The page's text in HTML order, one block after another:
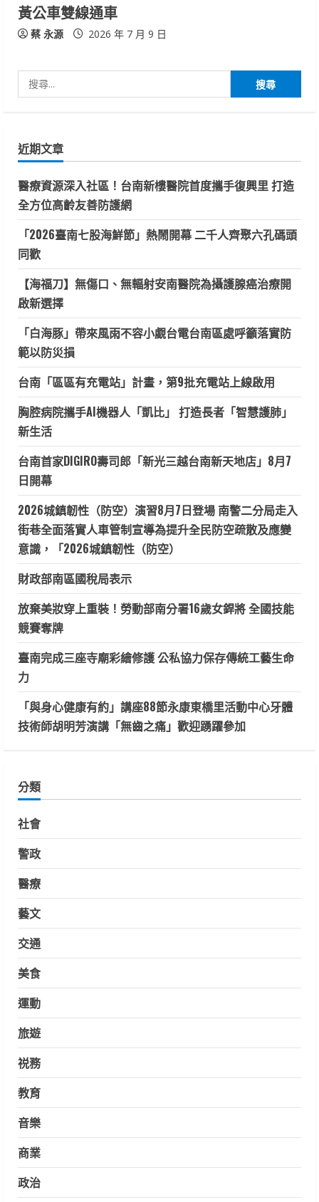
黃公車雙線通車
蔡 永源 2026 年 7 月 9 日
尋
字:
近期文章
醫療資源深入社區！台南新樓醫院首度攜手復興里 打造
全方位高齡友善防護網
「2026臺南七股海鮮節」熱鬧開幕 二千人齊聚六孔碼頭
同歡
【海福刀】無傷口、無輻射安南醫院為攝護腺癌治療開
啟新選擇
「白海豚」帶來風雨不容小覷台電台南區處呼籲落實防
範以防災損
台南「區區有充電站」計畫，第9批充電站上線啟用
胸腔病院攜手AI機器人「凱比」 打造長者「智慧護肺」
新生活
台南首家DIGIRO壽司郎「新光三越台南新天地店」8月7
日開幕
2026城鎮韌性（防空）演習8月7日登場 南警二分局走入
街巷全面落實人車管制宣導為提升全民防空疏散及應變
意識，「2026城鎮韌性（防空）
財政部南區國稅局表示
放棄美妝穿上重裝！勞動部南分署16歲女銲將 全國技能
競賽奪牌
臺南完成三座寺廟彩繪修護 公私協力保存傳統工藝生命
力
「與身心健康有約」講座88節永康東橋里活動中心牙體
技術師胡明芳演講「無齒之痛」歡迎踴躍參加
分類
社會
警政
醫療
藝文
交通
美食
運動
旅遊
祱務
教育
音樂
商業
政治